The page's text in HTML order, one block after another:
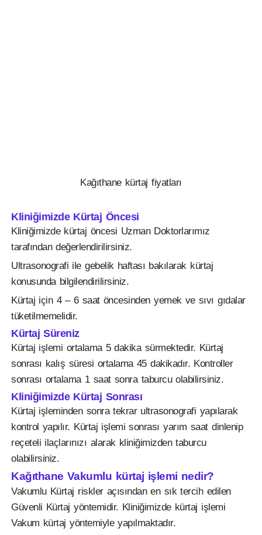
Kağıthane kürtaj fiyatları
Kliniğimizde Kürtaj Öncesi
Kliniğimizde kürtaj öncesi Uzman Doktorlarımız
tarafından değerlendirilirsiniz.
Ultrasonografi ile gebelik haftası bakılarak kürtaj
konusunda bilgilendirilirsiniz.
Kürtaj için 4 – 6 saat öncesinden yemek ve sıvı gıdalar
tüketilmemelidir.
Kürtaj Süreniz
Kürtaj işlemi ortalama 5 dakika sürmektedir. Kürtaj
sonrası kalış süresi ortalama 45 dakikadır. Kontroller
sonrası ortalama 1 saat sonra taburcu olabilirsiniz.
Kliniğimizde Kürtaj Sonrası
Kürtaj işleminden sonra tekrar ultrasonografi yapılarak
kontrol yapılır. Kürtaj işlemi sonrası yarım saat dinlenip
reçeteli ilaçlarınızı alarak kliniğimizden taburcu
olabilirsiniz.
Kağıthane Vakumlu kürtaj işlemi nedir?
Vakumlu Kürtaj riskler açısından en sık tercih edilen
Güvenli Kürtaj yöntemidir. Kliniğimizde kürtaj işlemi
Vakum kürtaj yöntemiyle yapılmaktadır.